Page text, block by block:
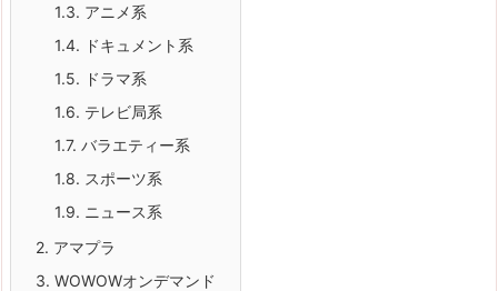
1.3. アニメ系
1.4. ドキュメント系
1.5. ドラマ系
1.6. テレビ局系
1.7. バラエティー系
1.8. スポーツ系
1.9. ニュース系
2. アマプラ
3. WOWOWオンデマンド